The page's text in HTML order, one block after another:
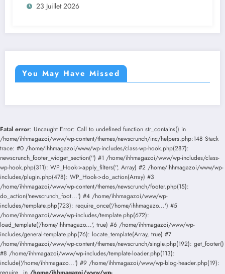
23 Juillet 2026
You May Have Missed
Fatal error: Uncaught Error: Call to undefined function str_contains() in
/home/ihhmagazoi/www/wp-content/themes/newscrunch/inc/helpers.php:148 Stack
trace: #0 /home/ihhmagazoi/www/wp-includes/class-wp-hook.php(287):
newscrunch_footer_widget_section('') #1 /home/ihhmagazoi/www/wp-includes/class-
wp-hook.php(311): WP_Hook->apply_filters('', Array) #2 /home/ihhmagazoi/www/wp-
includes/plugin.php(478): WP_Hook->do_action(Array) #3
/home/ihhmagazoi/www/wp-content/themes/newscrunch/footer.php(15):
do_action('newscrunch_foot...') #4 /home/ihhmagazoi/www/wp-
includes/template.php(723): require_once('/home/ihhmagazo...') #5
/home/ihhmagazoi/www/wp-includes/template.php(672):
load_template('/home/ihhmagazo...', true) #6 /home/ihhmagazoi/www/wp-
includes/general-template.php(76): locate_template(Array, true) #7
/home/ihhmagazoi/www/wp-content/themes/newscrunch/single.php(192): get_footer()
#8 /home/ihhmagazoi/www/wp-includes/template-loader.php(113):
include('/home/ihhmagazo...') #9 /home/ihhmagazoi/www/wp-blog-header.php(19):